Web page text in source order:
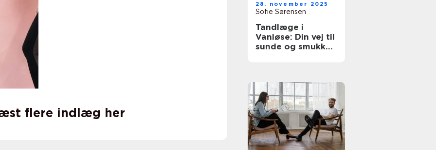
flere indlæg her
28. november 2025
Sofie Sørensen
Tandlæge i
Vanløse: Din vej til
sunde og smukke